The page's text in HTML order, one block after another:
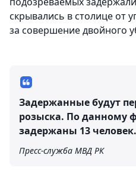
скрывались в столице от
за совершение двойного
Задержанные будут
розыска. По данному
задержаны 13 человек.
Пресс-служба МВД РК